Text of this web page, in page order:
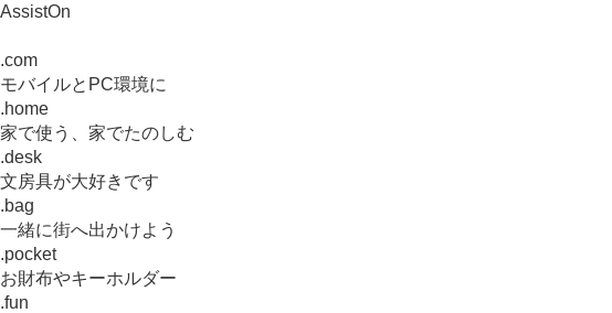
AssistOn
.com
モバイルとPC環境に
.home
家で使う、家でたのしむ
.desk
文房具が大好きです
.bag
一緒に街へ出かけよう
.pocket
お財布やキーホルダー
.fun